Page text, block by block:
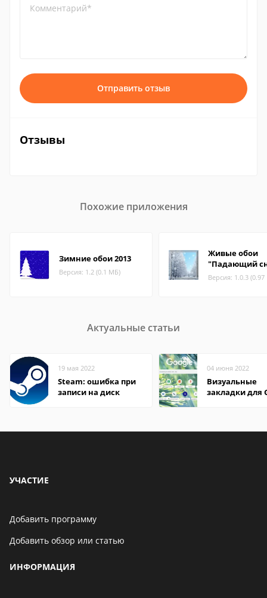
Комментарий*
Отправить отзыв
Отзывы
Похожие приложения
Зимние обои 2013
Версия: 1.2 (0.1 МБ)
Живые обои
"Падающий
Версия: 1.0.3
Актуальные статьи
19 мая 2022
Steam: ошибка при
записи на диск
04 июня 2022
Визуальные
закладки для
УЧАСТИЕ
Добавить программу
Добавить обзор или статью
ИНФОРМАЦИЯ